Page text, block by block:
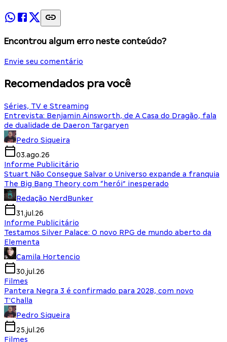
Encontrou algum erro neste conteúdo?
Envie seu comentário
Recomendados pra você
Séries, TV e Streaming
Entrevista: Benjamin Ainsworth, de A Casa do Dragão, fala
de dualidade de Daeron Targaryen
Pedro Siqueira
03.ago.26
Informe Publicitário
Stuart Não Consegue Salvar o Universo expande a franquia
The Big Bang Theory com “herói” inesperado
Redação NerdBunker
31.jul.26
Informe Publicitário
Testamos Silver Palace: O novo RPG de mundo aberto da
Elementa
Camila Hortencio
30.jul.26
Filmes
Pantera Negra 3 é confirmado para 2028, com novo
T'Challa
Pedro Siqueira
25.jul.26
Filmes